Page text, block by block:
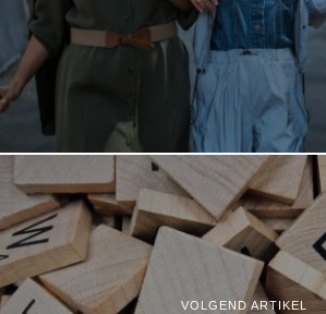
VOLGEND ARTIKEL